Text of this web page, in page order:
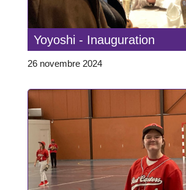
Yoyoshi - Inauguration
26 novembre 2024